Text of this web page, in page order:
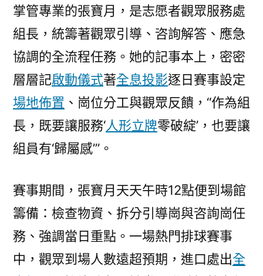
愿
事〉
掌管專業的張寶月，是志愿者觀眾服務處
組長，統籌著觀眾引導、咨詢解答、應急
協調的全流程任務。她的記事本上，密密
層層記啟動儀式著全息投影逐日賽事設定
場地佈置 、崗位分工與觀眾反饋，“作為組
長，既要讓服務‘人形立牌零破綻’，也要讓
組員有‘歸屬感’”。
賽事期間，張寶月天天午時12點便到場館
籌備：檢查物資、拆分引導崗與咨詢崗任
務、強調當日重點。一場熱門排球賽事
中，觀眾到場人數遠超預期，進口處出全